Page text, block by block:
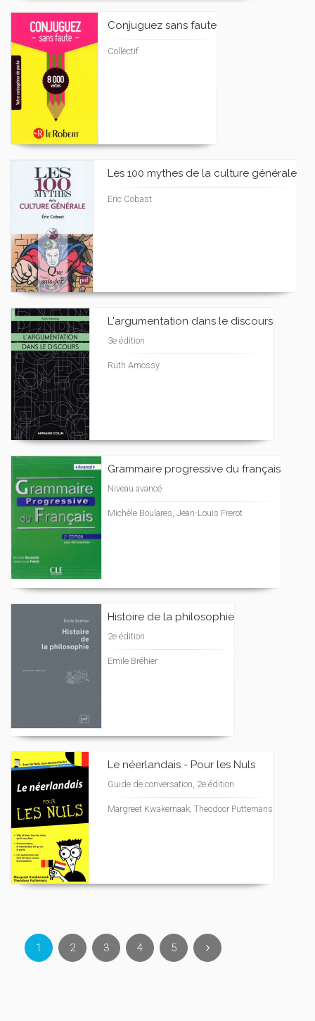
Conjuguez sans faute
Collectif
Les 100 mythes de la culture générale
Eric Cobast
L'argumentation dans le discours
3e édition
Ruth Amossy
Grammaire progressive du français
Niveau avancé
Michèle Boulares, Jean-Louis Frerot
Histoire de la philosophie
2e édition
Emile Bréhier
Le néerlandais - Pour les Nuls
Guide de conversation, 2e édition
Margreet Kwakernaak, Theodoor Puttemans
1 2 3 4 5